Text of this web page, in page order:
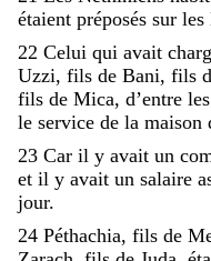
étaient préposés sur les
22 Celui qui avait
Uzzi, fils de Bani, fils
fils de Mica, d’entre les
le service de la maison
23 Car il y avait un
et il y avait un salaire
jour.
24 Péthachia, fils de